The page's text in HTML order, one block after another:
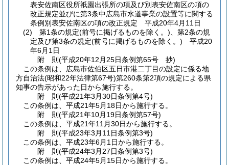
表安佐南区役所祇園出張所の項及び別表安佐南区の項の
改正規定並びに第3条中広島市水道事業の設置等に関する
条例別表安佐南区の項の改正規定 平成20年4月11日
(2)
第1条の規定(前号に掲げるものを除く。) 、第2条の規
定及び第3条の規定(前号に掲げるものを除く。) 平成20
年6月1日
附 則(平成20年12月25日条例第65号 抄)
この条例は、広島市佐伯区五日市港二丁目の設定に係る地
方自治法(昭和22年法律第67号)第260条第2項の規定による県
知事の告示があった日から施行する。
附 則(平成21年3月30日条例第4号)
この条例は、平成21年5月18日から施行する。
附 則(平成21年10月19日条例第57号)
この条例は、平成21年11月30日から施行する。
附 則(平成23年3月11日条例第3号)
この条例は、平成23年6月1日から施行する。
附 則(平成24年3月27日条例第3号)
この条例は、平成24年5月15日から施行する。